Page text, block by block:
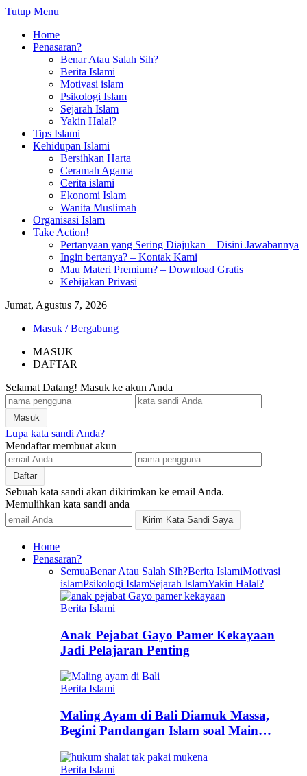
Tutup Menu
Home
Penasaran?
Benar Atau Salah Sih?
Berita Islami
Motivasi islam
Psikologi Islam
Sejarah Islam
Yakin Halal?
Tips Islami
Kehidupan Islami
Bersihkan Harta
Ceramah Agama
Cerita islami
Ekonomi Islam
Wanita Muslimah
Organisasi Islam
Take Action!
Pertanyaan yang Sering Diajukan – Disini Jawabannya
Ingin bertanya? – Kontak Kami
Mau Materi Premium? – Download Gratis
Kebijakan Privasi
Jumat, Agustus 7, 2026
Masuk / Bergabung
MASUK
DAFTAR
Selamat Datang! Masuk ke akun Anda
Lupa kata sandi Anda?
Mendaftar membuat akun
Sebuah kata sandi akan dikirimkan ke email Anda.
Memulihkan kata sandi anda
Home
Penasaran?
SemuaBenar Atau Salah Sih?Berita IslamiMotivasi
islamPsikologi IslamSejarah IslamYakin Halal?
Berita Islami
Anak Pejabat Gayo Pamer Kekayaan
Jadi Pelajaran Penting
Berita Islami
Maling Ayam di Bali Diamuk Massa,
Begini Pandangan Islam soal Main…
Berita Islami